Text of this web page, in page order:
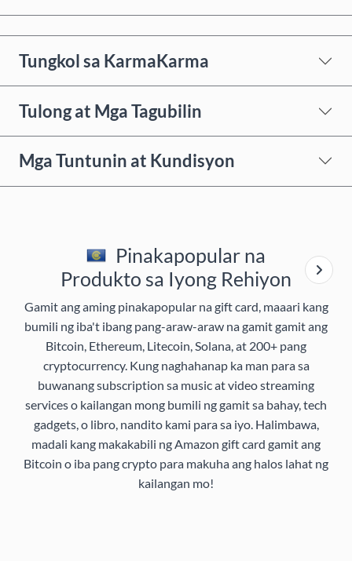
Tungkol sa KarmaKarma
Tulong at Mga Tagubilin
Mga Tuntunin at Kundisyon
Pinakapopular na
Produkto sa Iyong Rehiyon
Gamit ang aming pinakapopular na gift card, maaari kang
bumili ng iba't ibang pang-araw-araw na gamit gamit ang
Bitcoin, Ethereum, Litecoin, Solana, at 200+ pang
cryptocurrency. Kung naghahanap ka man para sa
buwanang subscription sa music at video streaming
services o kailangan mong bumili ng gamit sa bahay, tech
gadgets, o libro, nandito kami para sa iyo. Halimbawa,
madali kang makakabili ng Amazon gift card gamit ang
Bitcoin o iba pang crypto para makuha ang halos lahat ng
kailangan mo!